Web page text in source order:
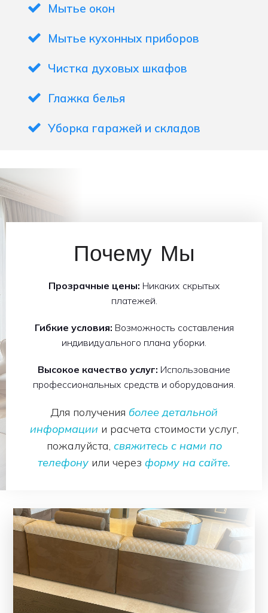
Мытье окон
Мытье кухонных приборов
Чистка духовых шкафов
Глажка белья
Уборка гаражей и складов
Почему Мы
Прозрачные цены: Никаких скрытых
платежей.
Гибкие условия: Возможность составления
индивидуального плана уборки.
Высокое качество услуг: Использование
профессиональных средств и оборудования.
Для получения более детальной
информации и расчета стоимости услуг,
пожалуйста, свяжитесь с нами по
телефону или через форму на сайте.